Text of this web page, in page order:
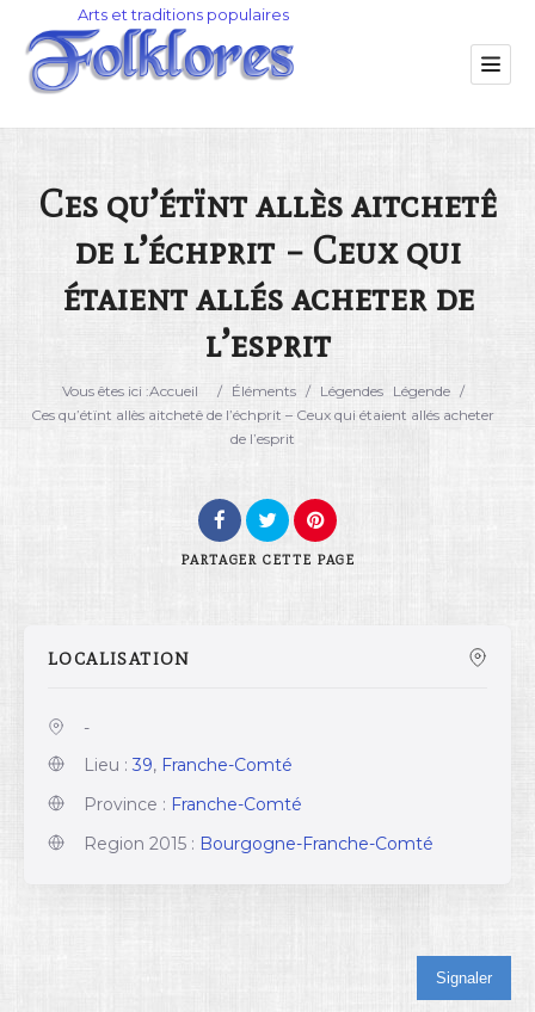
Catégorie
Lieu
Rechercher
Ces qu’étïnt allès aitchetê
de l’échprit – Ceux qui
étaient allés acheter de
l’esprit
Vous êtes ici :Accueil / Éléments / Légendes Légende /
Ces qu’étïnt allès aitchetê de l’échprit – Ceux qui étaient allés acheter
de l’esprit
PARTAGER CETTE PAGE
LOCALISATION
-
Lieu : 39, Franche-Comté
Province : Franche-Comté
Region 2015 : Bourgogne-Franche-Comté
Signaler